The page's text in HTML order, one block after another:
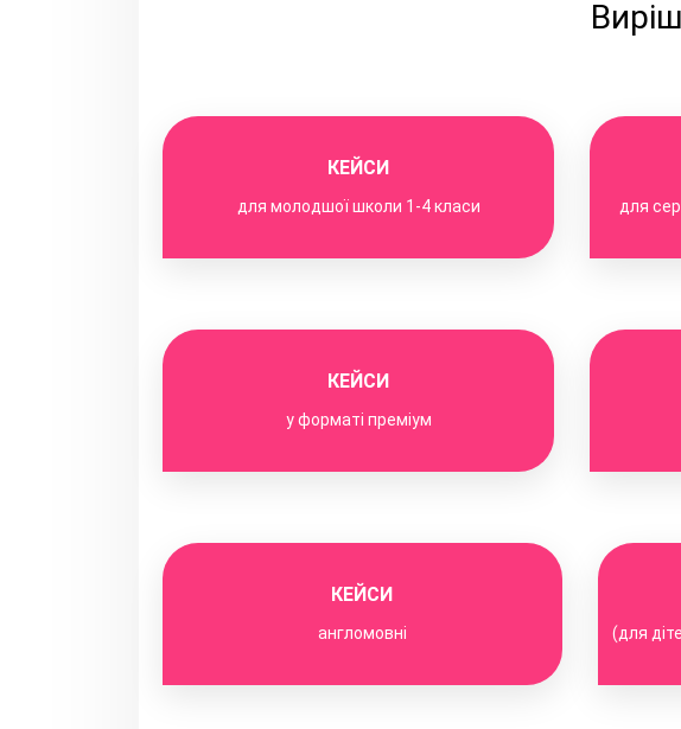
КЕЙСИ
для молодшої школи 1-4 класи для
КЕЙСИ
у форматі преміум
КЕЙСИ
англомовні (для